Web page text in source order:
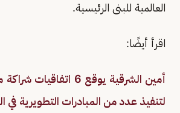
العالمية للبنى الرئيسية.
اقرأ أيضًا:
أمين الشرقية يوقع 6
لتنفيذ عدد من المبادرات التطويرية في